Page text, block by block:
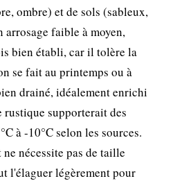
ombre) et de sols (sableux,
faible à moyen,
bien établi, car il tolère la
se fait au printemps ou à
drainé, idéalement enrichi
rustique supporterait des
à -10°C selon les sources.
nécessite pas de taille
l'élaguer légèrement pour